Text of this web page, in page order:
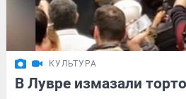
КУЛЬТУРА
В Лувре измазали